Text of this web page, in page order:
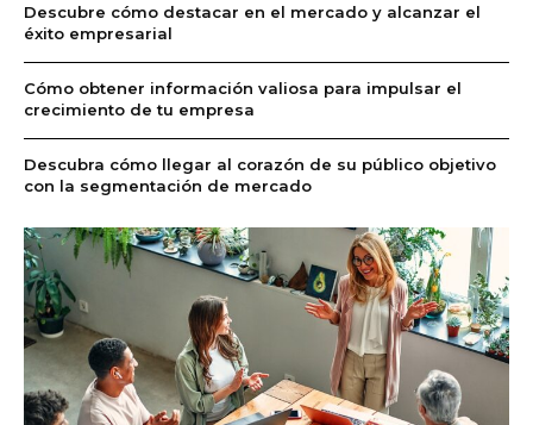
Descubre cómo destacar en el mercado y alcanzar el
éxito empresarial
Cómo obtener información valiosa para impulsar el
crecimiento de tu empresa
Descubra cómo llegar al corazón de su público objetivo
con la segmentación de mercado